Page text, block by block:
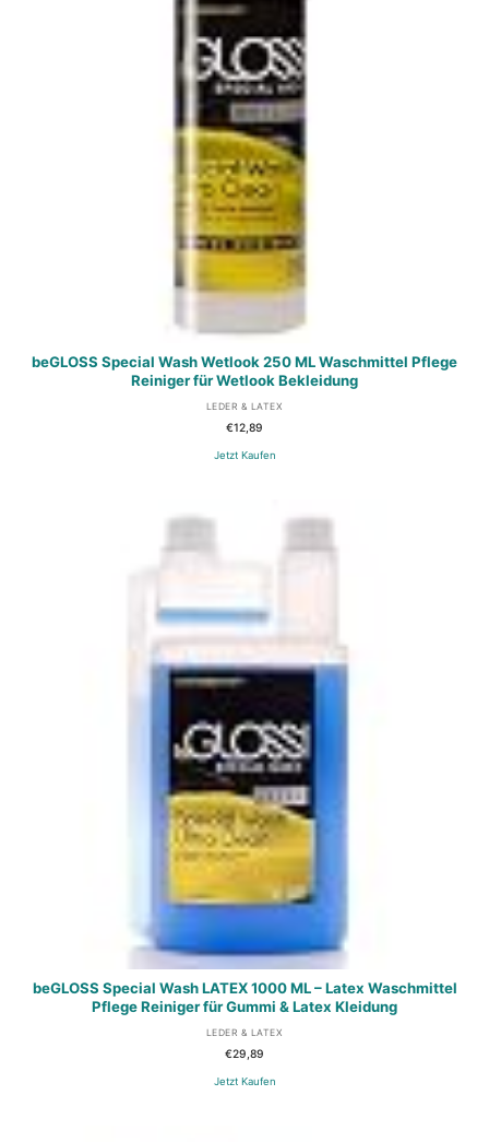
beGLOSS Special Wash Wetlook 250 ML Waschmittel Pflege
Reiniger für Wetlook Bekleidung
LEDER & LATEX
€12,89
Jetzt Kaufen
beGLOSS Special Wash LATEX 1000 ML – Latex Waschmittel
Pflege Reiniger für Gummi & Latex Kleidung
LEDER & LATEX
€29,89
Jetzt Kaufen